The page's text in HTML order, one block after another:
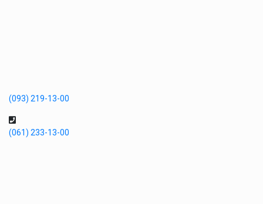
(093) 219-13-00
(061) 233-13-00